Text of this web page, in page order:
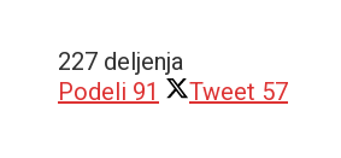
227 deljenja
Podeli 91 Tweet 57